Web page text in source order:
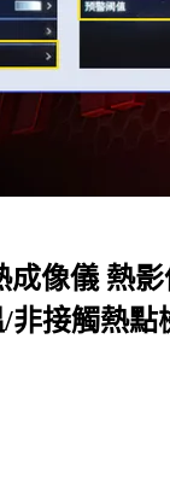
成像儀 熱
非接觸熱點